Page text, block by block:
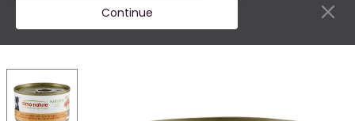
Continue